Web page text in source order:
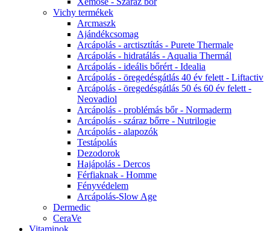
Vichy termékek
Arcmaszk
Ajándékcsomag
Arcápolás - arctisztítás - Purete Thermale
Arcápolás - hidratálás - Aqualia Thermál
Arcápolás - ideális bőrért - Idealia
Arcápolás - öregedésgátlás 40 év felett - Liftactiv
Arcápolás - öregedésgátlás 50 és 60 év felett -
Neovadiol
Arcápolás - problémás bőr - Normaderm
Arcápolás - száraz bőrre - Nutrilogie
Arcápolás - alapozók
Testápolás
Dezodorok
Hajápolás - Dercos
Férfiaknak - Homme
Fényvédelem
Arcápolás-Slow Age
Dermedic
CeraVe
Vitaminok